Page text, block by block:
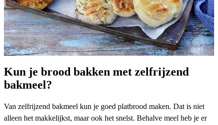
Kun je brood bakken met zelfrijzend
bakmeel?
Van zelfrijzend bakmeel kun je goed platbrood maken. Dat is niet
alleen het makkelijkst, maar ook het snelst. Behalve meel heb je er